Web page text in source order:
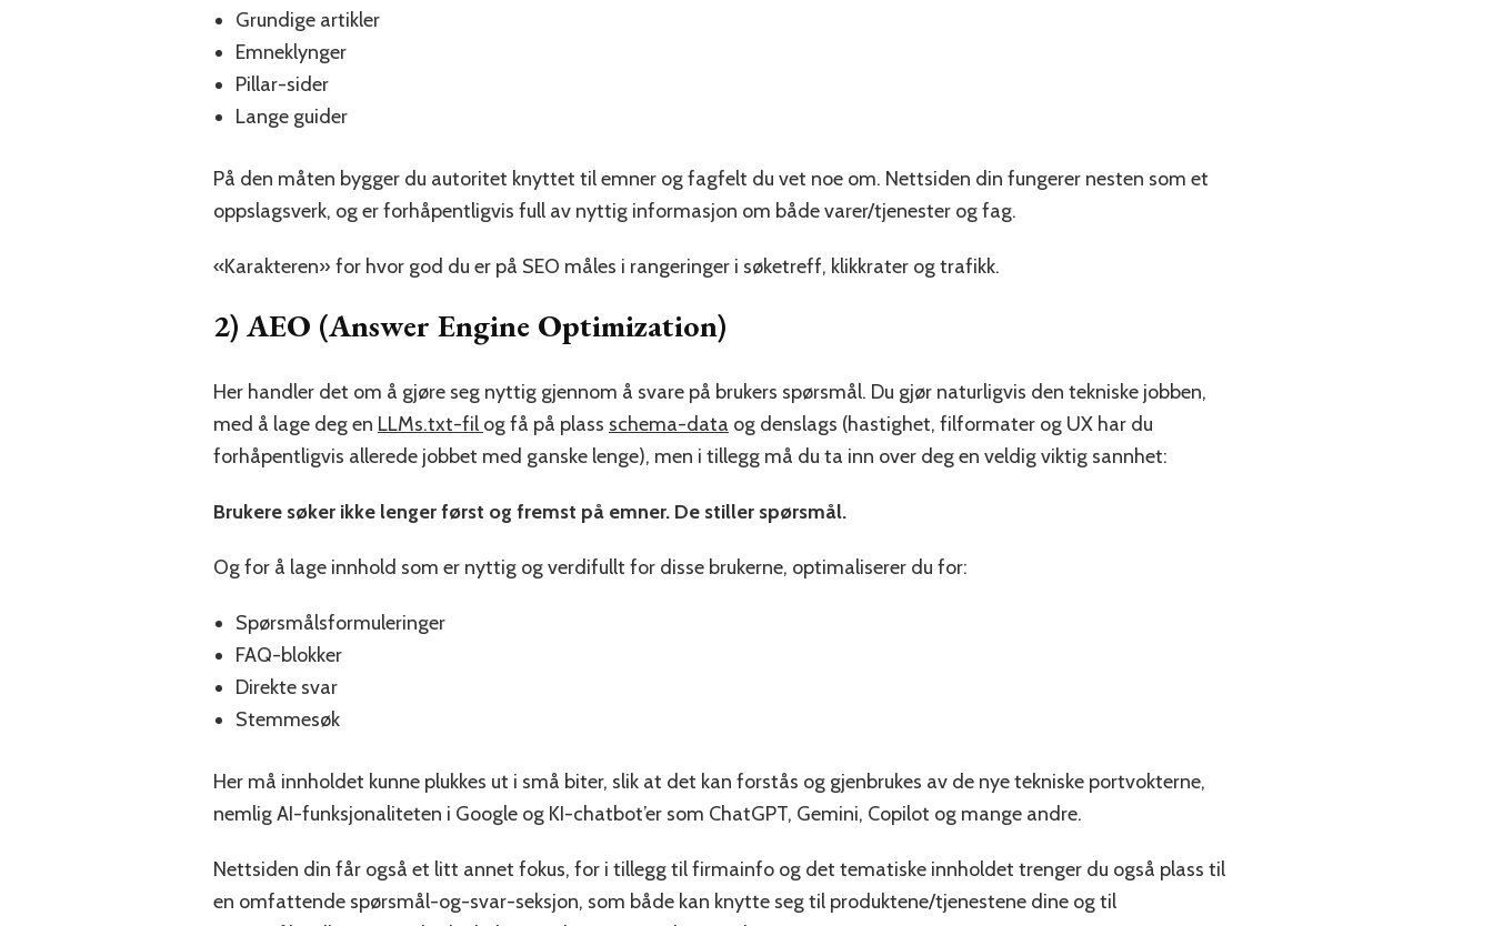
Grundige artikler
Emneklynger
Pillar-sider
Lange guider
På den måten bygger du autoritet knyttet til emner og fagfelt du vet noe om. Nettsiden din fungerer nesten som et
oppslagsverk, og er forhåpentligvis full av nyttig informasjon om både varer/tjenester og fag.
«Karakteren» for hvor god du er på SEO måles i rangeringer i søketreff, klikkrater og trafikk.
2) AEO (Answer Engine Optimization)
Her handler det om å gjøre seg nyttig gjennom å svare på brukers spørsmål. Du gjør naturligvis den tekniske jobben,
med å lage deg en LLMs.txt-fil og få på plass schema-data og denslags (hastighet, filformater og UX har du
forhåpentligvis allerede jobbet med ganske lenge), men i tillegg må du ta inn over deg en veldig viktig sannhet:
Brukere søker ikke lenger først og fremst på emner. De stiller spørsmål.
Og for å lage innhold som er nyttig og verdifullt for disse brukerne, optimaliserer du for:
Spørsmålsformuleringer
FAQ-blokker
Direkte svar
Stemmesøk
Her må innholdet kunne plukkes ut i små biter, slik at det kan forstås og gjenbrukes av de nye tekniske portvokterne,
nemlig AI-funksjonaliteten i Google og KI-chatbot’er som ChatGPT, Gemini, Copilot og mange andre.
Nettsiden din får også et litt annet fokus, for i tillegg til firmainfo og det tematiske innholdet trenger du også plass til
en omfattende spørsmål-og-svar-seksjon, som både kan knytte seg til produktene/tjenestene dine og til